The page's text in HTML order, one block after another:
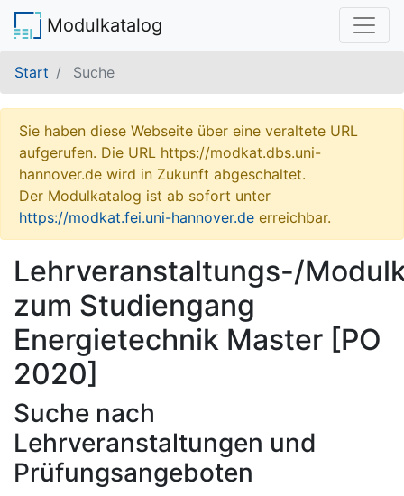
Modulkatalog
Start Suche
Sie haben diese Webseite über eine veraltete URL
aufgerufen. Die URL https://modkat.dbs.uni-
hannover.de wird in Zukunft abgeschaltet.
Der Modulkatalog ist ab sofort unter
https://modkat.fei.uni-hannover.de erreichbar.
Lehrveranstaltungs-/
zum Studiengang
Energietechnik Master [PO
2020]
Suche nach
Lehrveranstaltungen und
Prüfungsangeboten